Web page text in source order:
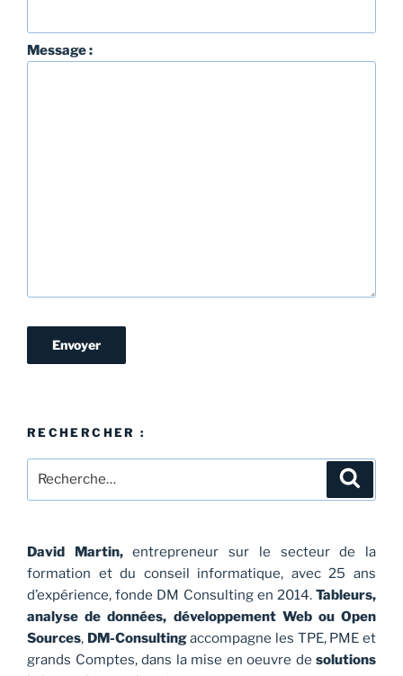
Message :
RECHERCHER :
David Martin,entrepreneur sur le secteur de la
formation et du conseil informatique, avec 25 ans
d’expérience, fonde DM Consulting en 2014. Tableurs,
analyse de données, développement Web ou Open
Sources, DM-Consultingaccompagne les TPE, PME et
grands Comptes, dans la mise en oeuvre de solutions